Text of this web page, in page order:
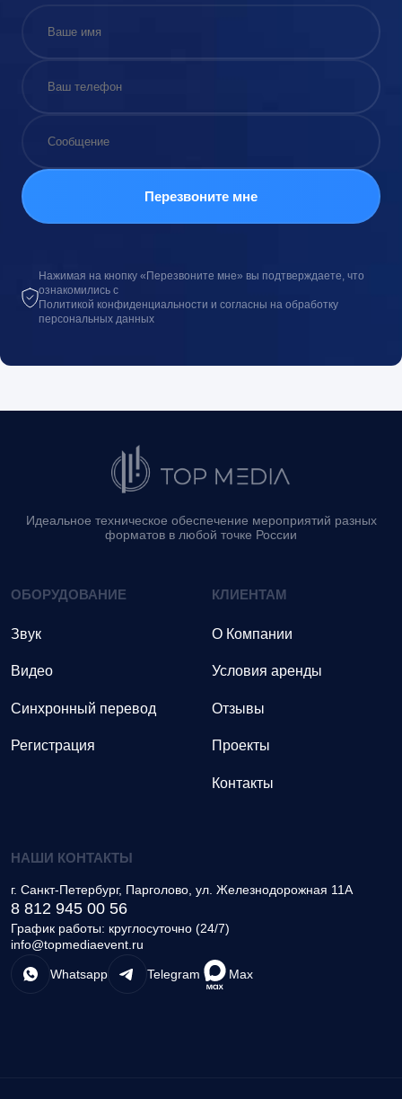
Нажимая на кнопку «Перезвоните мне» вы подтверждаете, что
ознакомились с
Политикой конфиденциальности и согласны на обработку
персональных данных
Идеальное техническое обеспечение мероприятий разных
форматов в любой точке России
ОБОРУДОВАНИЕ
Звук
Видео
Синхронный перевод
Регистрация
КЛИЕНТАМ
О Компании
Условия аренды
Отзывы
Проекты
Контакты
НАШИ КОНТАКТЫ
г. Санкт-Петербург, Парголово ул. Железнодорожная 11А
8 812 945 00 56
График работы: круглосуточно (24/7)
info@topmediaevent.ru
Whatsapp Telegram Max